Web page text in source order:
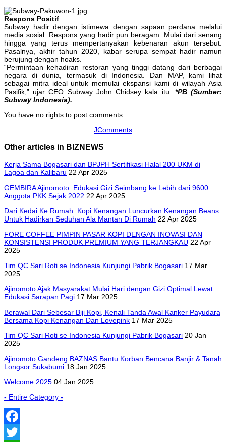
Respons Positif
Subway hadir dengan istimewa dengan sapaan perdana melalui
media sosial. Respons yang hadir pun beragam. Mulai dari senang
hingga yang terus mempertanyakan kebenaran akun tersebut.
Pasalnya, akhir tahun 2020, kabar serupa sempat hadir namun
berujung dengan hoaks.
“Permintaan kehadiran restoran yang tinggi datang dari berbagai
negara di dunia, termasuk di Indonesia. Dan MAP, kami lihat
sebagai mitra ideal untuk memulai ekspansi kami di wilayah Asia
Pasifik,” ujar CEO Subway John Chidsey kala itu. *PB (Sumber:
Subway Indonesia).
You have no rights to post comments
JComments
Other articles in BIZNEWS
Kerja Sama Bogasari dan BPJPH Sertifikasi Halal 200 UKM di
Lagoa dan Kalibaru 22 Apr 2025
GEMBIRA Ajinomoto: Edukasi Gizi Seimbang ke Lebih dari 9600
Anggota PKK Sejak 2022 22 Apr 2025
Dari Kedai Ke Rumah: Kopi Kenangan Luncurkan Kenangan Beans
Untuk Hadirkan Seduhan Ala Mantan Di Rumah 22 Apr 2025
FORE COFFEE PIMPIN PASAR KOPI DENGAN INOVASI DAN
KONSISTENSI PRODUK PREMIUM YANG TERJANGKAU 22 Apr
2025
Tim QC Sari Roti se Indonesia Kunjungi Pabrik Bogasari 17 Mar
2025
Ajinomoto Ajak Masyarakat Mulai Hari dengan Gizi Optimal Lewat
Edukasi Sarapan Pagi 17 Mar 2025
Berawal Dari Sebesar Biji Kopi, Kenali Tanda Awal Kanker Payudara
Bersama Kopi Kenangan Dan Lovepink 17 Mar 2025
Tim QC Sari Roti se Indonesia Kunjungi Pabrik Bogasari 20 Jan
2025
Ajinomoto Gandeng BAZNAS Bantu Korban Bencana Banjir & Tanah
Longsor Sukabumi 18 Jan 2025
Welcome 2025 04 Jan 2025
- Entire Category -
Facebook